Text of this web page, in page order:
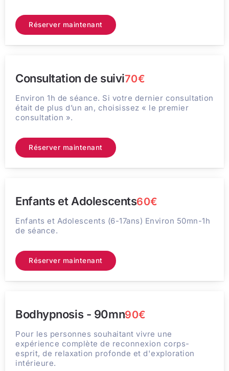
Réserver maintenant
Consultation de suivi70€
Environ 1h de séance. Si votre dernier consultation
était de plus d’un an, choisissez « le premier
consultation ».
Réserver maintenant
Enfants et Adolescents60€
Enfants et Adolescents (6-17ans) Environ 50mn-1h
de séance.
Réserver maintenant
Bodhypnosis - 90mn90€
Pour les personnes souhaitant vivre une
expérience complète de reconnexion corps-
esprit, de relaxation profonde et d'exploration
intérieure.